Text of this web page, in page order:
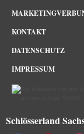
KONTAKT
DATENSCHUTZ
IMPRESSUM
Schlösserland